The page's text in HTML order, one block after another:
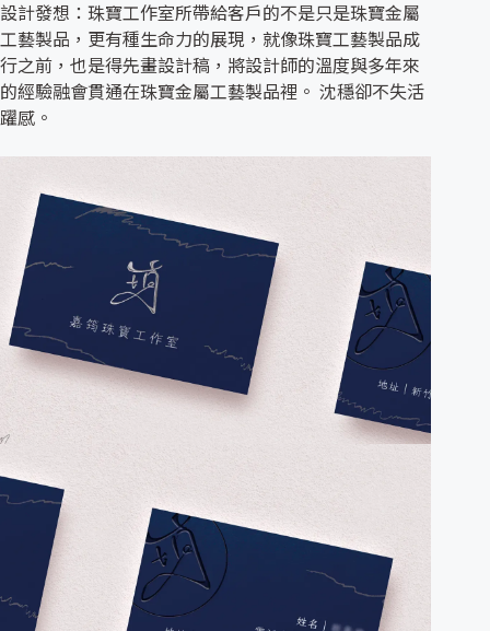
設計發想：珠寶工作室所帶給客戶的不是只是珠寶金屬
工藝製品，更有種生命力的展現，就像珠寶工藝製品成
行之前，也是得先畫設計稿，將設計師的溫度與多年來
的經驗融會貫通在珠寶金屬工藝製品裡。 沈穩卻不失活
躍感。